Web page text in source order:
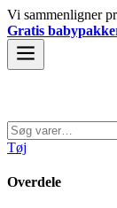
Spring
til
indhold
Vi sammenligner
Gratis
Søg
efter:
Tøj
Overdele